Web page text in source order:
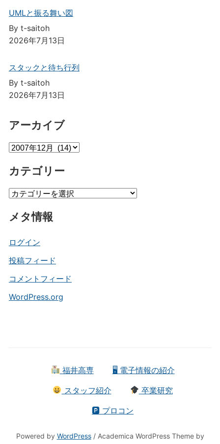
UMLと振る舞い図
By t-saitoh
2026年7月13日
スタックと待ち行列
By t-saitoh
2026年7月13日
アーカイブ
ア
カ
ブ
カテゴリー
カ
ゴ
ー
メタ情報
ログイン
投稿フィード
コメントフィード
WordPress.org
福井高専 🖥 電子情報の紹介
スタッフ紹介 卒業研究
🅿 プロコン
Powered by WordPress/ Academica WordPress Theme by